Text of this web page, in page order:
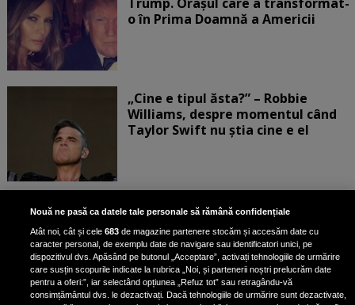
o în Prima Doamnă a Americii
„Cine e tipul ăsta?” – Robbie
Williams, despre momentul când
Taylor Swift nu știa cine e el
Bruce Dickinson, solistul trupei
Iron Maiden, şi-a arătat talentul
de scrimer la un concurs în Franţa
Nouă ne pasă ca datele tale personale să rămână confidențiale
Atât noi, cât și cele683 de magazine partenere stocăm și accesăm date cu
caracter personal, de exemplu date de navigare sau identificatori unici, pe
dispozitivul dvs. Apăsând pe butonul „Acceptare”, activați tehnologiile de urmărire
care susțin scopurile indicate la rubrica „Noi, și partenerii noștri prelucrăm date
pentru a oferi:”, iar selectând opțiunea „Refuz tot” sau retragându-vă
consimțământul dvs. le dezactivați. Dacă tehnologiile de urmărire sunt dezactivate,